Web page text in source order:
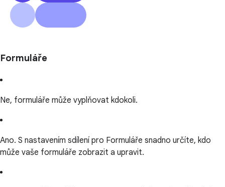
Formuláře
Ne, formuláře může vyplňovat kdokoli.
Ano. S nastavením sdílení pro Formuláře snadno určíte, kdo
může vaše formuláře zobrazit a upravit.